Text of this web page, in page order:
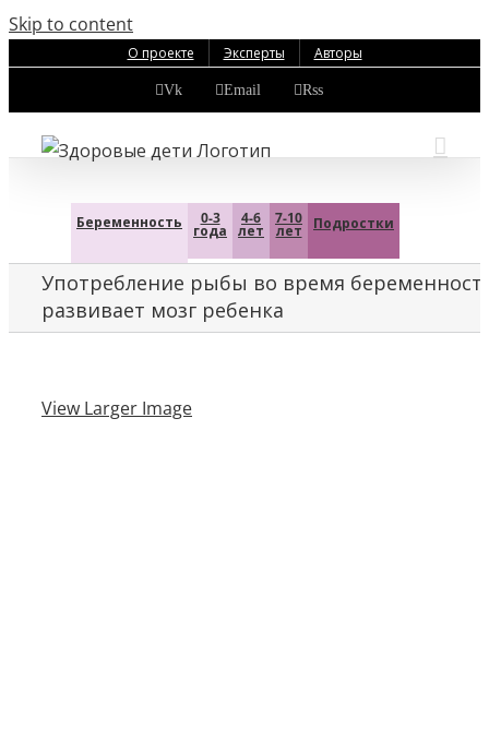
Skip to content
О проекте Эксперты Авторы
Vk Email Rss
Беременность 0-3
года
4-6
лет
7-10
лет Подростки
Употребление рыбы во время
развивает мозг ребенка
View Larger Image